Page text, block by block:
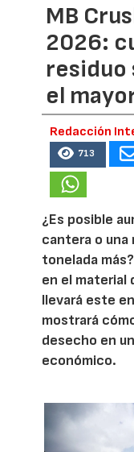
MB
2026:
el
Redacción
713
¿Es posible
cantera o una
tonelada
en el material
llevará este
mostrará
desecho en
económico.